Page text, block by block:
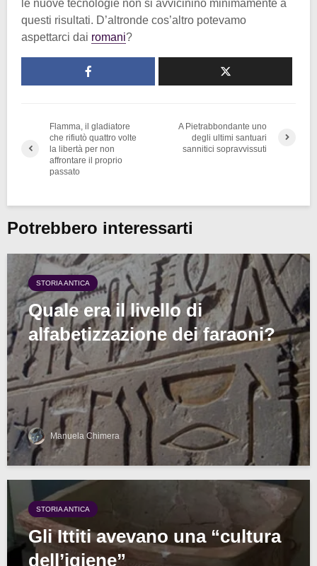
le nuove tecnologie non si avvicinino minimamente a
questi risultati. D’altronde cos’altro potevamo
aspettarci dai romani?
Flamma, il gladiatore
che rifiutò quattro volte
la libertà per non
affrontare il proprio
passato
A Pietrabbondante uno
degli ultimi santuari
sannitici sopravvissuti
Potrebbero interessarti
STORIA ANTICA
Quale era il livello di
alfabetizzazione dei faraoni?
Manuela Chimera
STORIA ANTICA
Gli Ittiti avevano una “cultura
dell’igiene”